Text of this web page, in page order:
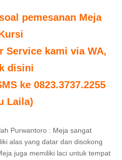
pemesanan Meja
Service kami via WA,
disini
ke 0823.3737.2255
Laila)
Purwantoro : Meja sangat
alas yang datar dan disokong
juga memiliki laci untuk tempat